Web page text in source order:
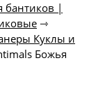
бантиков |
⇾
Куклы и
Божья